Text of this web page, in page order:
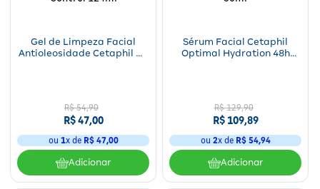
Gel de Limpeza Facial
Antioleosidade Cetaphil Oil
R$ 54,90
R$47,00
ou 1x de R$ 47,00
Adicionar
Sérum Facial Cetaphil
Optimal Hydration 48h
R$ 129,90
R$109,89
ou 2x de R$ 54,94
Adicionar